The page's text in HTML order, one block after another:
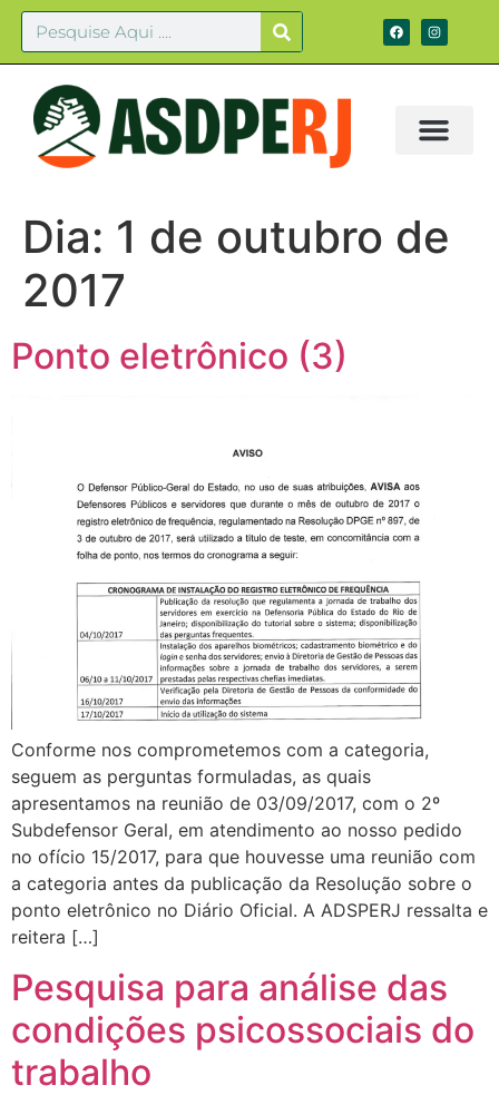
Dia: 1 de outubro de
2017
Ponto eletrônico (3)
Conforme nos comprometemos com a categoria,
seguem as perguntas formuladas, as quais
apresentamos na reunião de 03/09/2017, com o 2º
Subdefensor Geral, em atendimento ao nosso pedido
no ofício 15/2017, para que houvesse uma reunião com
a categoria antes da publicação da Resolução sobre o
ponto eletrônico no Diário Oficial. A ADSPERJ ressalta e
reitera […]
Pesquisa para análise das
condições psicossociais do
trabalho